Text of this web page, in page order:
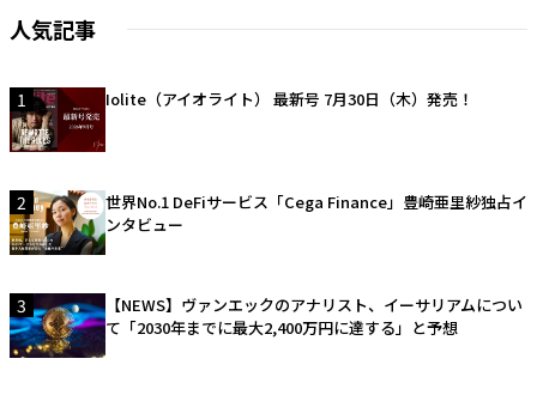
人気記事
1 Iolite（アイオライト） 最新号 7月30日（木）発売！
2
世界No.1 DeFiサービス「Cega Finance」豊崎亜里紗独占イ
ンタビュー
3
【NEWS】ヴァンエックのアナリスト、イーサリアムについ
て「2030年までに最大2,400万円に達する」と予想